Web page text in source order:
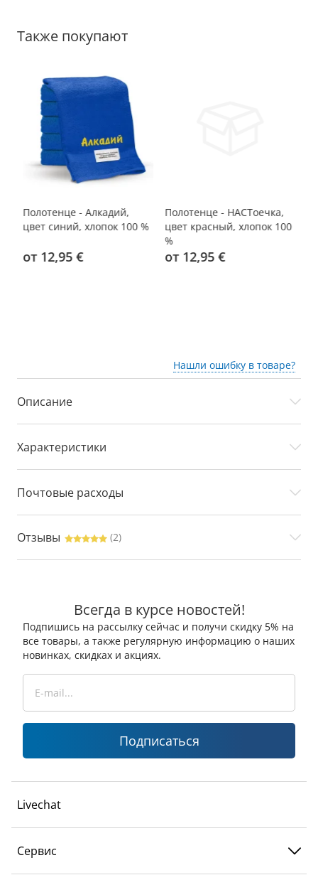
Также покупают
Полотенце - Алкадий,
цвет синий, хлопок 100 %
от 12,95 €
Полотенце - НАСТоечка,
цвет красный, хлопок 100
%
от 12,95 €
Нашли ошибку в товаре?
Описание
Характеристики
Почтовые расходы
Отзывы (2)
Всегда в курсе новостей!
Подпишись на рассылку сейчас и получи скидку 5% на
все товары, а также регулярную информацию о наших
новинках, скидках и акциях.
Подписаться
Livechat
Сервис